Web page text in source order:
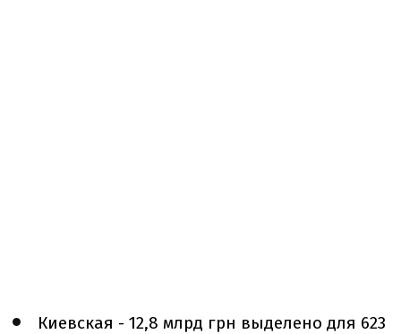
Киевская - 12,8 млрд грн выделено для 623